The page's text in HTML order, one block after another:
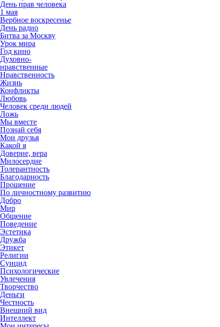
День прав человека
1 мая
Вербное воскресенье
День радио
Битва за Москву
Урок мира
Год кино
Духовно-
нравственные
Нравственность
Жизнь
Конфликты
Любовь
Человек среди людей
Ложь
Мы вместе
Познай себя
Мои друзья
Какой я
Доверие, вера
Милосердие
Толерантность
Благодарность
Прощение
По личностному развитию
Добро
Мир
Общение
Поведение
Эстетика
Дружба
Этикет
Религии
Суицид
Психологические
Увлечения
Творчество
Деньги
Честность
Внешний вид
Интеллект